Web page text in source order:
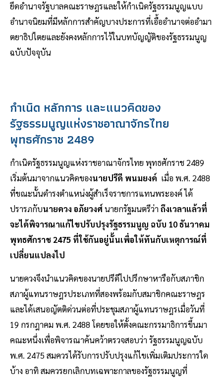
ยึดอำนาจรัฐบาลคณะราษฎรและให้กำเนิดรัฐธรรมนูญแบบ
อำนาจนิยมที่มีหลักการสำคัญบางประการที่เอื้ออำนาจต่ออำมา
ตยาธิปไตยและยังคงหลักการไว้ในบทบัญญัติของรัฐธรรมนูญ
ฉบับปัจจุบัน
กำเนิด หลักการ และแนวคิดของ
รัฐธรรมนูญแห่งราชอาณาจักรไทย
พุทธศักราช 2489
กำเนิดรัฐธรรมนูญแห่งราชอาณาจักรไทย พุทธศักราช 2489
เริ่มต้นมาจากแนวคิดของนายปรีดี พนมยงค์ เมื่อ พ.ศ. 2488
ที่ขณะนั้นดำรงตำแหน่งผู้สำเร็จราชการแทนพระองค์ ได้
ปรารภกับนายควง อภัยวงศ์นายกรัฐมนตรีว่าถึงเวลาแล้วที่
จะได้พิจารณาแก้ไขปรับปรุงรัฐธรรมนูญ ฉบับ 10 ธันวาคม
พุทธศักราช 2475 ที่ใช้กันอยู่นั้นเพื่อให้ทันกับเหตุการณ์ที่
เปลี่ยนแปลงไป
นายควงจึงนำแนวคิดของนายปรีดีไปปรึกษาหารือกับสภาชิก
สภาผู้แทนราษฎรประเภทที่สองพร้อมกับสมาชิกคณะราษฎร
และได้เสนอญัตติด่วนต่อที่ประชุมสภาผู้แทนราษฎรเมื่อวันที่
19 กรกฎาคม พ.ศ. 2488 โดยขอให้ตั้งคณะกรรมาธิการขึ้นมา
คณะหนึ่งเพื่อพิจารณาค้นคว้าตรวจสอบว่า รัฐธรรมนูญฉบับ
พ.ศ. 2475 สมควรได้รับการปรับปรุงแก้ไขเพิ่มเติมประการใด
บ้าง อาทิ สมควรยกเลิกบทเฉพาะกาลของรัฐธรรมนูญที่